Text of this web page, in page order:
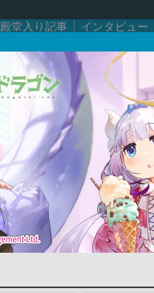
殿堂入り記事 インタビュー